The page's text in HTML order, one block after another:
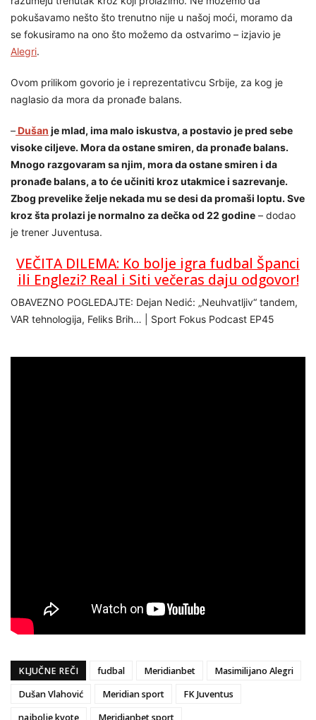
pokušavamo nešto što trenutno nije u našoj moći, moramo da
se fokusiramo na ono što možemo da ostvarimo – izjavio je
Alegri.
Ovom prilikom govorio je i reprezentativcu Srbije, za kog je
naglasio da mora da pronađe balans.
–Dušan je mlad, ima malo iskustva, a postavio je pred sebe
visoke ciljeve. Mora da ostane smiren, da pronađe balans.
Mnogo razgovaram sa njim, mora da ostane smiren i da
pronađe balans, a to će učiniti kroz utakmice i sazrevanje.
Zbog prevelike želje nekada mu se desi da promaši loptu. Sve
kroz šta prolazi je normalno za dečka od 22 godine – dodao
je trener Juventusa.
VEČITA DILEMA: Ko bolje igra fudbal Španci
ili Englezi? Real i Siti večeras daju odgovor!
OBAVEZNO POGLEDAJTE: Dejan Nedić: „Neuhvatljiv“ tandem,
VAR tehnologija, Feliks Brih… | Sport Fokus Podcast EP45
KLJUČNE REČI fudbal Meridianbet
Masimilijano Alegri
Dušan Vlahović
Meridian sport
FK Juventus
najbolje kvote
Meridianbet sport